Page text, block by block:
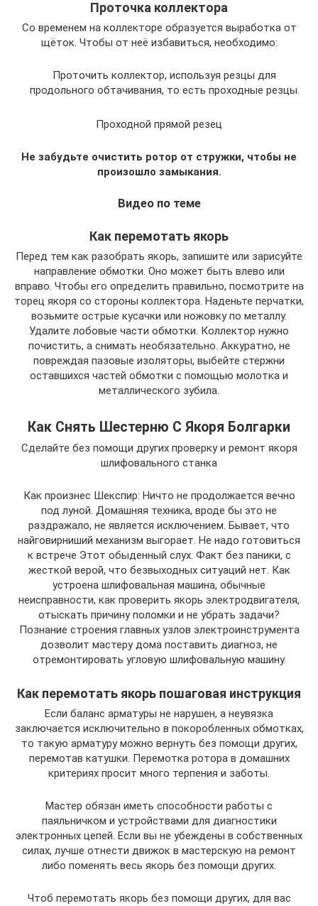
Проточка коллектора
Со временем на коллекторе образуется выработка от
щёток. Чтобы от неё избавиться, необходимо:
Проточить коллектор, используя резцы для
продольного обтачивания, то есть проходные резцы.
Проходной прямой резец
Не забудьте очистить ротор от стружки, чтобы не
произошло замыкания.
Видео по теме
Как перемотать якорь
Перед тем как разобрать якорь, запишите или зарисуйте
направление обмотки. Оно может быть влево или
вправо. Чтобы его определить правильно, посмотрите на
торец якоря со стороны коллектора. Наденьте перчатки,
возьмите острые кусачки или ножовку по металлу.
Удалите лобовые части обмотки. Коллектор нужно
почистить, а снимать необязательно. Аккуратно, не
повреждая пазовые изоляторы, выбейте стержни
оставшихся частей обмотки с помощью молотка и
металлического зубила.
Как Снять Шестерню С Якоря Болгарки
Сделайте без помощи других проверку и ремонт якоря
шлифовального станка
Как произнес Шекспир: Ничто не продолжается вечно
под луной. Домашняя техника, вроде бы это не
раздражало, не является исключением. Бывает, что
найговирниший механизм выгорает. Не надо готовиться
к встрече Этот обыденный слух. Факт без паники, с
жесткой верой, что безвыходных ситуаций нет. Как
устроена шлифовальная машина, обычные
неисправности, как проверить якорь электродвигателя,
отыскать причину поломки и не убрать задачи?
Познание строения главных узлов электроинструмента
дозволит мастеру дома поставить диагноз, не
отремонтировать угловую шлифовальную машину.
Как перемотать якорь пошаговая инструкция
Если баланс арматуры не нарушен, а неувязка
заключается исключительно в покоробленных обмотках,
то такую ​​арматуру можно вернуть без помощи других,
перемотав катушки. Перемотка ротора в домашних
критериях просит много терпения и заботы.
Мастер обязан иметь способности работы с
паяльничком и устройствами для диагностики
электронных цепей. Если вы не убеждены в собственных
силах, лучше отнести движок в мастерскую на ремонт
либо поменять весь якорь без помощи других.
Чтоб перемотать якорь без помощи других, для вас